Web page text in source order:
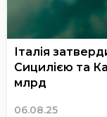
Італія
Сицилією та
млрд
06.08.25